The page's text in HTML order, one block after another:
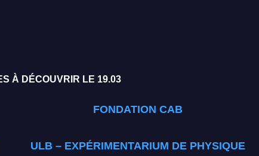
À DÉCOUVRIR LE 19.03
FONDATION CAB
ULB – EXPÉRIMENTARIUM DE PHYSIQUE